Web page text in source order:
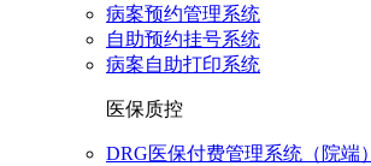
病案预约管理系统
自助预约挂号系统
病案自助打印系统
医保质控
DRG医保付费管理系统（院端）